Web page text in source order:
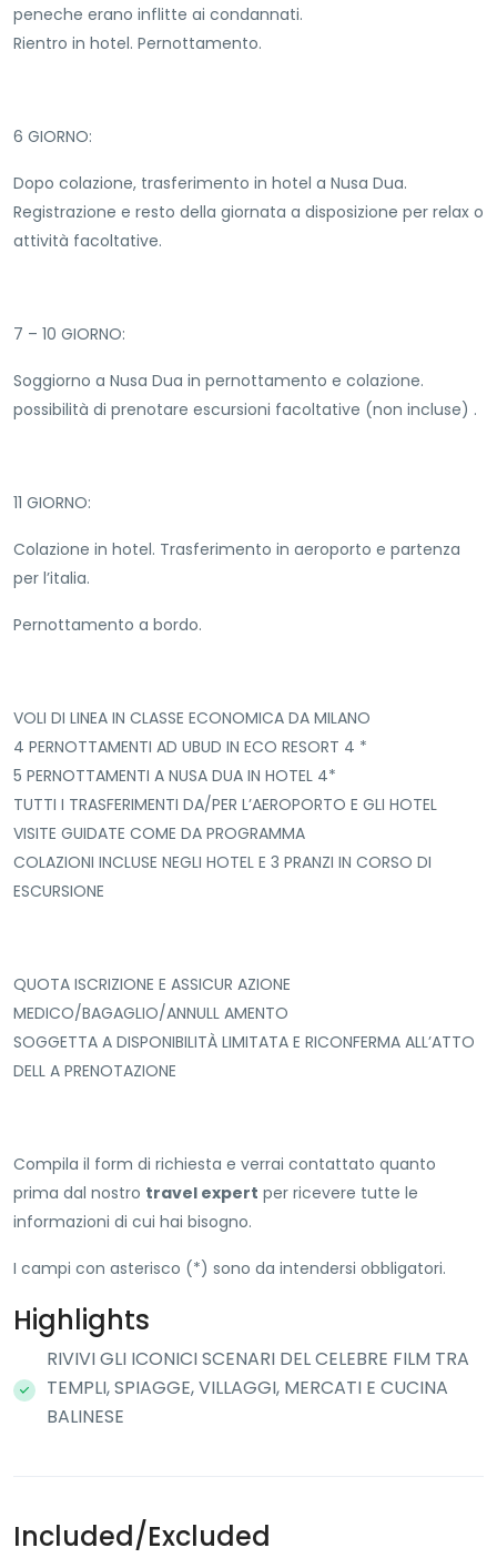
peneche erano inflitte ai condannati.
Rientro in hotel. Pernottamento.
6 GIORNO:
Dopo colazione, trasferimento in hotel a Nusa Dua.
Registrazione e resto della giornata a disposizione per relax o
attività facoltative.
7 – 10 GIORNO:
Soggiorno a Nusa Dua in pernottamento e colazione.
possibilità di prenotare escursioni facoltative (non incluse) .
11 GIORNO:
Colazione in hotel. Trasferimento in aeroporto e partenza
per l’italia.
Pernottamento a bordo.
VOLI DI LINEA IN CLASSE ECONOMICA DA MILANO
4 PERNOTTAMENTI AD UBUD IN ECO RESORT 4 *
5 PERNOTTAMENTI A NUSA DUA IN HOTEL 4*
TUTTI I TRASFERIMENTI DA/PER L’AEROPORTO E GLI HOTEL
VISITE GUIDATE COME DA PROGRAMMA
COLAZIONI INCLUSE NEGLI HOTEL E 3 PRANZI IN CORSO DI
ESCURSIONE
QUOTA ISCRIZIONE E ASSICUR AZIONE
MEDICO/BAGAGLIO/ANNULL AMENTO
SOGGETTA A DISPONIBILITÀ LIMITATA E RICONFERMA ALL’ATTO
DELL A PRENOTAZIONE
Compila il form di richiesta e verrai contattato quanto
prima dal nostro travel expert per ricevere tutte le
informazioni di cui hai bisogno.
I campi con asterisco (*) sono da intendersi obbligatori.
Highlights
RIVIVI GLI ICONICI SCENARI DEL CELEBRE FILM TRA
TEMPLI, SPIAGGE, VILLAGGI, MERCATI E CUCINA
BALINESE
Included/Excluded